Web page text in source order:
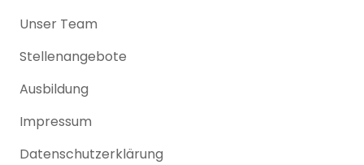
Unser Team
Stellenangebote
Ausbildung
Impressum
Datenschutz­erklärung